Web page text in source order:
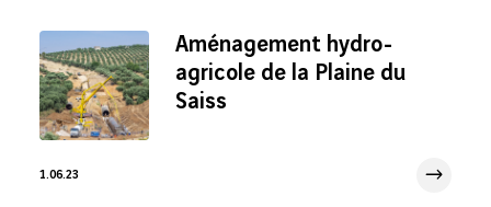
Aménagement hydro-
agricole de la Plaine du
Saiss
1.06.23